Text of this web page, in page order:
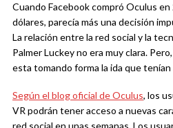
Cuando Facebook compró Oculus
dólares, parecía más una decisión
La relación entre la red social y la
Palmer Luckey no era muy clara.
esta tomando forma la ida que
Según el blog oficial de Oculus, los
VR podrán tener acceso a nuevas